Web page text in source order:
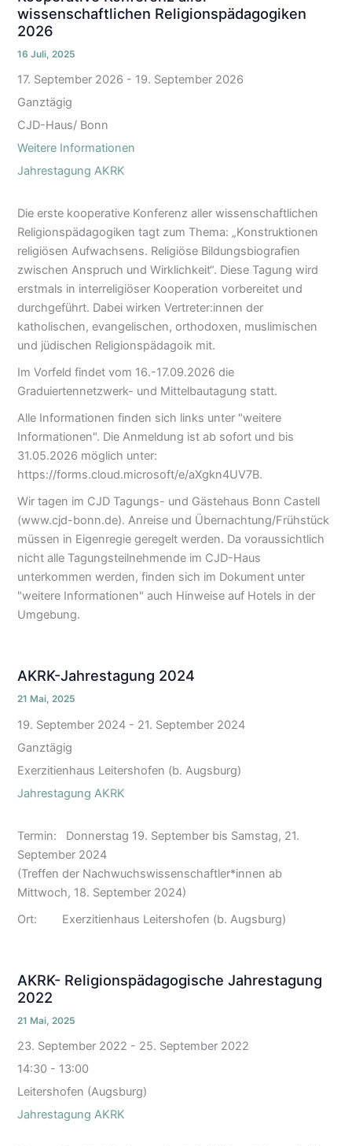
wissenschaftlichen Religionspädagogiken
2026
16 Juli, 2025
17. September 2026 - 19. September 2026
Ganztägig
CJD-Haus/ Bonn
Weitere Informationen
Jahrestagung AKRK
Die erste kooperative Konferenz aller wissenschaftlichen
Religionspädagogiken tagt zum Thema: „Konstruktionen
religiösen Aufwachsens. Religiöse Bildungsbiografien
zwischen Anspruch und Wirklichkeit“. Diese Tagung wird
erstmals in interreligiöser Kooperation vorbereitet und
durchgeführt. Dabei wirken Vertreter:innen der
katholischen, evangelischen, orthodoxen, muslimischen
und jüdischen Religionspädagoik mit.
Im Vorfeld findet vom 16.-17.09.2026 die
Graduiertennetzwerk- und Mittelbautagung statt.
Alle Informationen finden sich links unter "weitere
Informationen". Die Anmeldung ist ab sofort und bis
31.05.2026 möglich unter:
https://forms.cloud.microsoft/e/aXgkn4UV7B.
Wir tagen im CJD Tagungs- und Gästehaus Bonn Castell
(www.cjd-bonn.de). Anreise und Übernachtung/Frühstück
müssen in Eigenregie geregelt werden. Da voraussichtlich
nicht alle Tagungsteilnehmende im CJD-Haus
unterkommen werden, finden sich im Dokument unter
"weitere Informationen" auch Hinweise auf Hotels in der
Umgebung.
AKRK-Jahrestagung 2024
21 Mai, 2025
19. September 2024 - 21. September 2024
Ganztägig
Exerzitienhaus Leitershofen (b. Augsburg)
Jahrestagung AKRK
Termin: Donnerstag 19. September bis Samstag, 21.
September 2024
(Treffen der Nachwuchswissenschaftler*innen ab
Mittwoch, 18. September 2024)
Ort: Exerzitienhaus Leitershofen (b. Augsburg)
AKRK- Religionspädagogische Jahrestagung
2022
21 Mai, 2025
23. September 2022 - 25. September 2022
14:30 - 13:00
Leitershofen (Augsburg)
Jahrestagung AKRK